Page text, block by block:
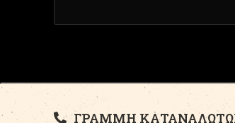
ΓΡΑΜΜΗ ΚΑΤΑΝΑΛΩΤΩΝ